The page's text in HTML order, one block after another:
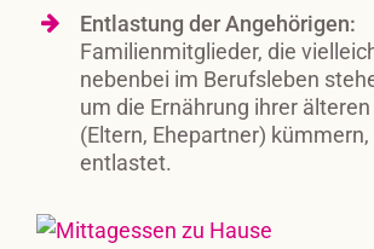
Entlastung der Angehörigen:
Familienmitglieder, die
nebenbei im Berufsleben
um die Ernährung ihrer
(Eltern, Ehepartner)
entlastet.